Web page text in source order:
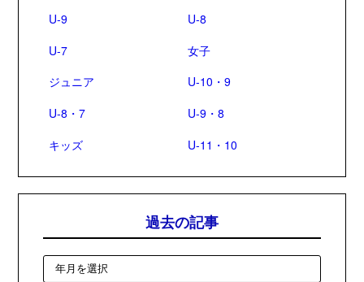
U-9
U-8
U-7
女子
ジュニア
U-10・9
U-8・7
U-9・8
キッズ
U-11・10
過去の記事